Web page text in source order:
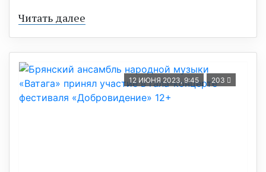
Читать далее
12 ИЮНЯ 2023, 9:45 203